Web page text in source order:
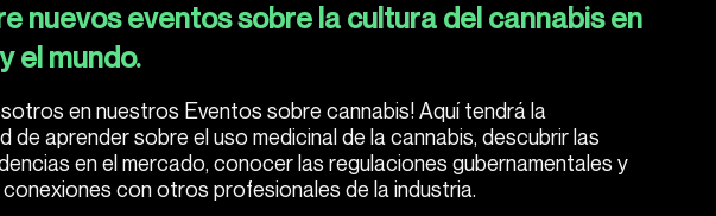
nuevos eventos sobre la cultura del cannabis en
el mundo.
en nuestros Eventos sobre cannabis! Aquí tendrá la
de aprender sobre el uso medicinal de la cannabis, descubrir las
en el mercado, conocer las regulaciones gubernamentales y
con otros profesionales de la industria.